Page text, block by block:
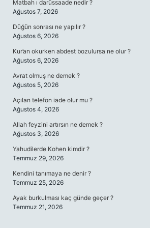
Matbah ı darüssaade nedir ?
Ağustos 7, 2026
Düğün sonrası ne yapılır ?
Ağustos 6, 2026
Kur’an okurken abdest bozulursa ne olur ?
Ağustos 6, 2026
Avrat olmuş ne demek ?
Ağustos 5, 2026
Açılan telefon iade olur mu ?
Ağustos 4, 2026
Allah feyzini artırsın ne demek ?
Ağustos 3, 2026
Yahudilerde Kohen kimdir ?
Temmuz 29, 2026
Kendini tanımaya ne denir ?
Temmuz 25, 2026
Ayak burkulması kaç günde geçer ?
Temmuz 21, 2026